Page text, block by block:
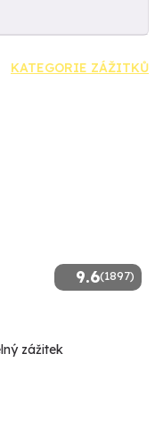
KATEGORIE ZÁŽITKŮ
9.6(1897)
zážitek